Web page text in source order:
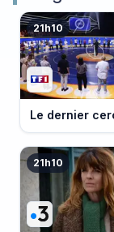
21h10
Le dernier
21h10